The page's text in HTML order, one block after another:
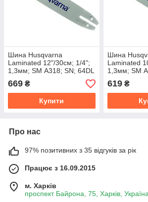
Шина Husqvarna
Laminated 12"/30см; 1/4";
1,3мм; SM А318; SN; 64DL
(до висоторіза)
669 ₴
Купити
Шина
Laminated
1,3мм; SM
(до
619₴
Про нас
97% позитивних з 35 відгуків за рік
Працює з 16.09.2015
м. Харків
проспект Байрона, 75, Харків,